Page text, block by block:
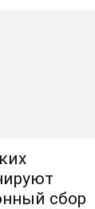
сбор